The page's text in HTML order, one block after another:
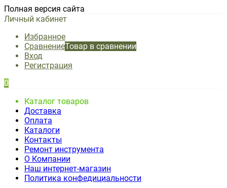
Полная версия сайта
Личный кабинет
Избранное
СравнениеТовар в сравнении
Вход
Регистрация
0
Каталог товаров
Доставка
Оплата
Каталоги
Контакты
Ремонт инструмента
О Компании
Наш интернет-магазин
Политика конфедициальности